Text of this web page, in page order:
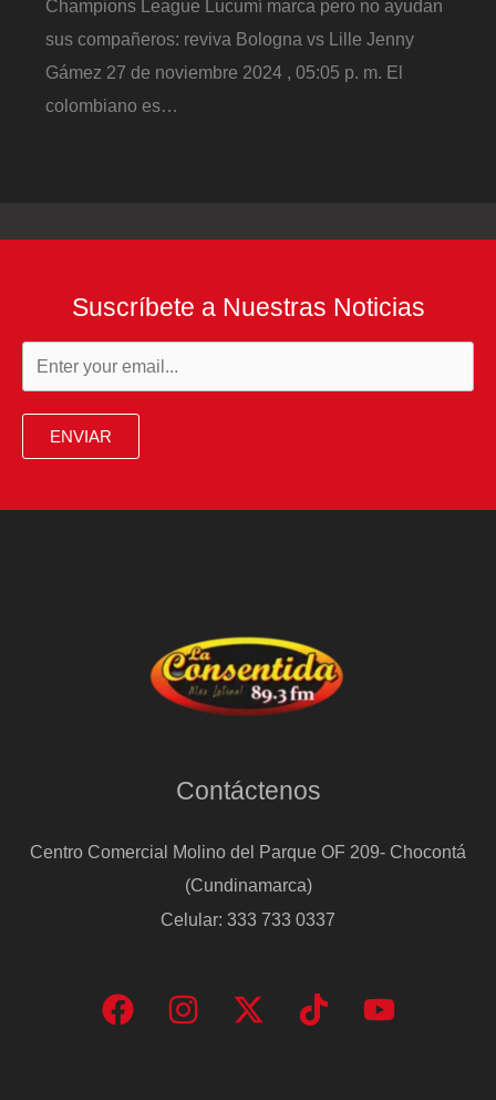
Champions League Lucumí marca pero no ayudan
sus compañeros: reviva Bologna vs Lille Jenny
Gámez 27 de noviembre 2024 , 05:05 p. m. El
colombiano es…
Suscríbete a Nuestras Noticias
ENVIAR
Contáctenos
Centro Comercial Molino del Parque OF 209- Chocontá
(Cundinamarca)
Celular: 333 733 0337